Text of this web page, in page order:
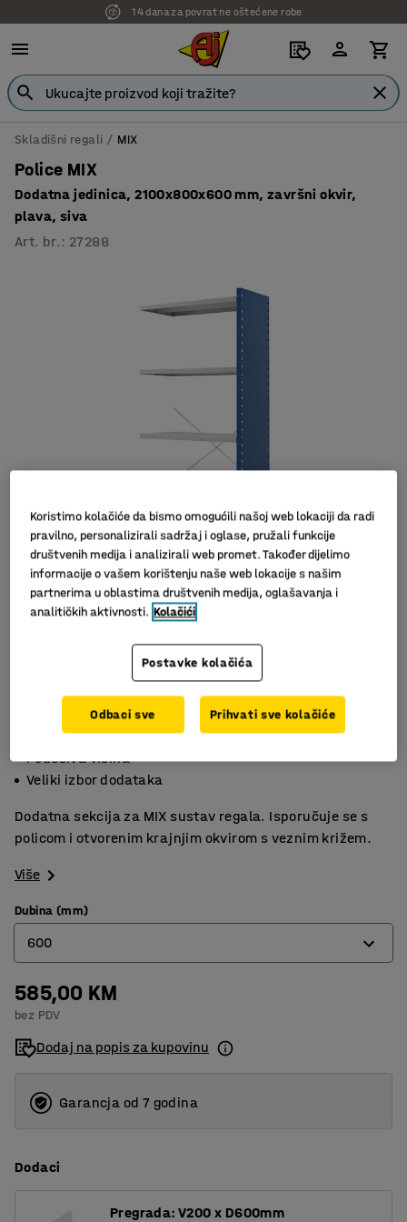
7 godina garancije
Skladišni regali MIX
Police MIX
Dodatna jedinica, 2100x800x600 mm, završni okvir,
plava, siva
Art. br. : 27288
Podesive police
Podesiva visina
Veliki izbor dodataka
Dodatna sekcija za MIX sustav regala. Isporučuje se s
policom i otvorenim krajnjim okvirom s veznim križem.
Više
Dubina (mm)
600
400
500
600
585,00 KM
bez PDV
Dodaj na popis za kupovinu
Garancja od 7 godina
Dodaci
Pregrada: V200 x D600mm
Koristimo kolačiće da bismo omogućili našoj web lokaciji da radi
pravilno, personalizirali sadržaj i oglase, pružali funkcije
društvenih medija i analizirali web promet. Također dijelimo
informacije o vašem korištenju naše web lokacije s našim
partnerima u oblastima društvenih medija, oglašavanja i
analitičkih aktivnosti. Kolačići
Postavke kolačića
Odbaci sve Prihvati sve kolačiće